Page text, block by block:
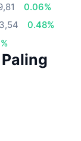
0.06%
0.48%